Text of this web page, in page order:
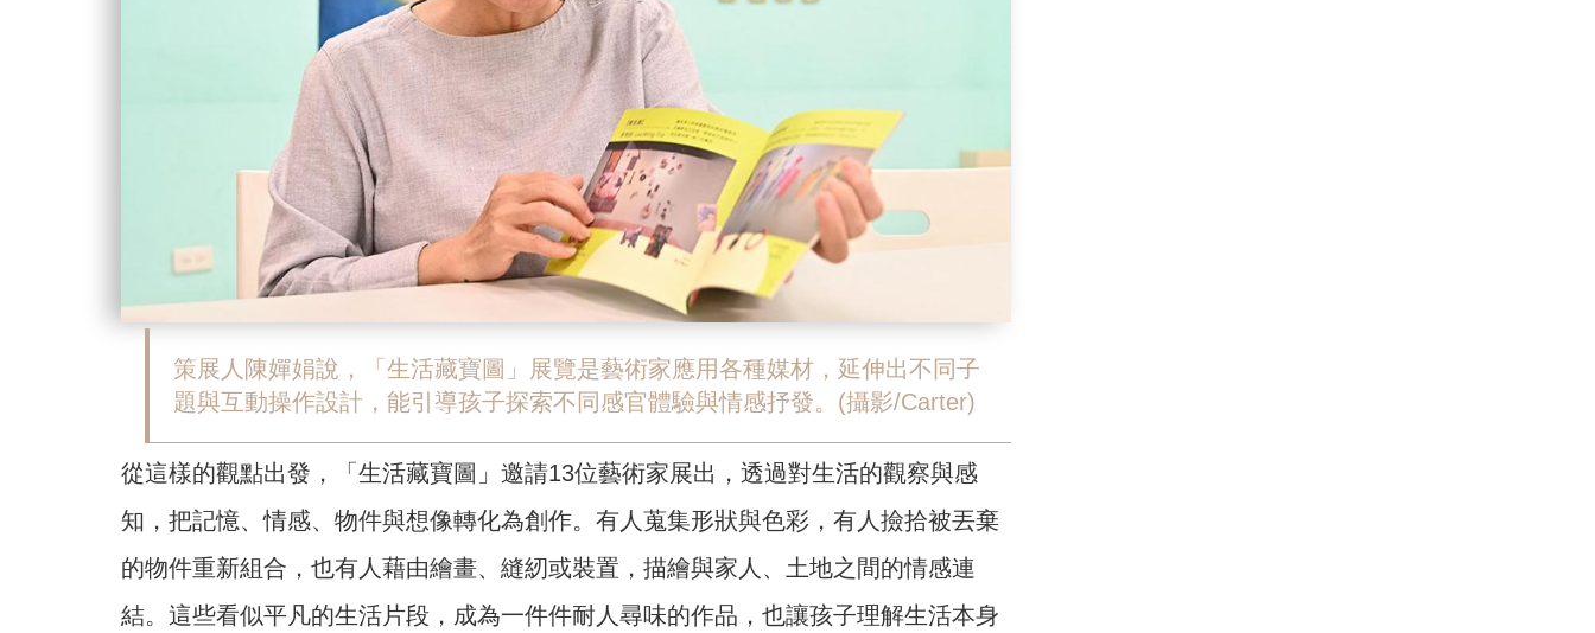
策展人陳嬋娟說，「生活藏寶圖」展覽是藝術家應用各種媒材，延伸出不同子
題與互動操作設計，能引導孩子探索不同感官體驗與情感抒發。(攝影/Carter)
從這樣的觀點出發，「生活藏寶圖」邀請13位藝術家展出，透過對生活的觀察與感
知，把記憶、情感、物件與想像轉化為創作。有人蒐集形狀與色彩，有人撿拾被丟棄
的物件重新組合，也有人藉由繪畫、縫紉或裝置，描繪與家人、土地之間的情感連
結。這些看似平凡的生活片段，成為一件件耐人尋味的作品，也讓孩子理解生活本身